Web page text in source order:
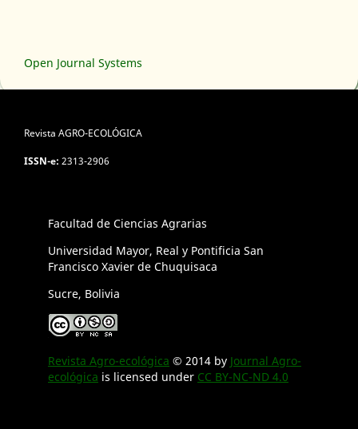
Open Journal Systems
Revista AGRO-ECOLÓGICA
ISSN-e: 2313-2906
Facultad de Ciencias Agrarias
Universidad Mayor, Real y Pontificia San
Francisco Xavier de Chuquisaca
Sucre, Bolivia
Revista Agro-ecológica © 2014 by Journal Agro-
ecológica is licensed under CC BY-NC-ND 4.0